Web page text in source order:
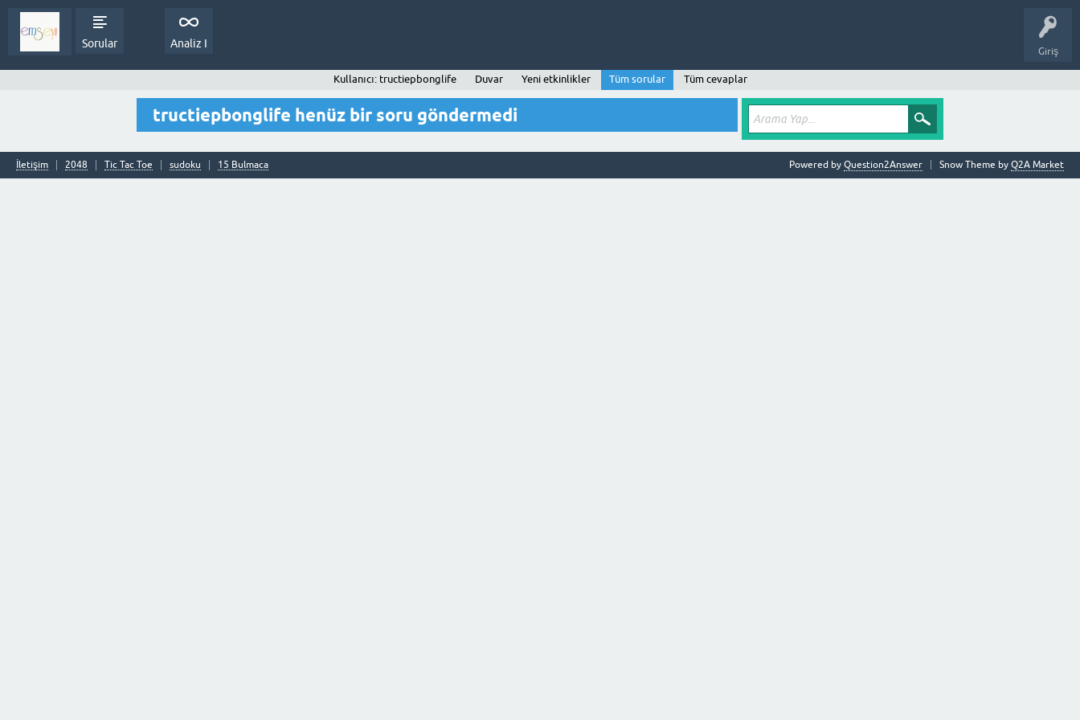
Giriş
Sorular Analiz I
Kullanıcı: tructiepbonglife Duvar Yeni etkinlikler Tüm sorular Tüm cevaplar
tructiepbonglife henüz bir soru göndermedi
İletişim 2048 Tic Tac Toe sudoku 15 Bulmaca Snow Theme by Q2A Market
Powered by Question2Answer